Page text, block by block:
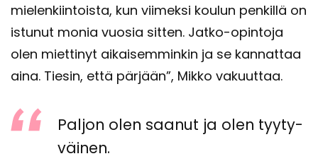
mie­len­kiin­tois­ta, kun vii­mek­si kou­lun pen­kil­lä on
is­tu­nut monia vuo­sia sit­ten. Jatko-​opintoja
olen miet­ti­nyt ai­kai­sem­min­kin ja se kan­nat­taa
aina. Tie­sin, että pär­jään”, Mikko va­kuut­taa.
Pal­jon olen saa­nut ja olen tyy­ty­
väi­nen.